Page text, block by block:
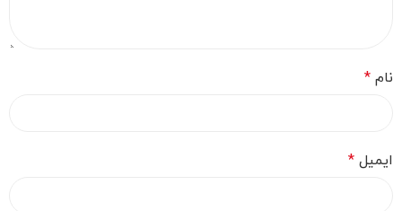
نام *
ایمیل *